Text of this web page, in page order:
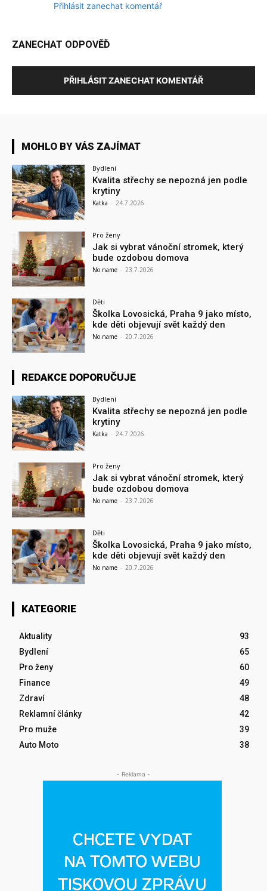
Přihlásit zanechat komentář
ZANECHAT ODPOVĚĎ
PŘIHLÁSIT ZANECHAT KOMENTÁŘ
MOHLO BY VÁS ZAJÍMAT
Bydlení
Kvalita střechy se nepozná jen podle
krytiny
Katka - 24.7.2026
Pro ženy
Jak si vybrat vánoční stromek, který
bude ozdobou domova
No name - 23.7.2026
Děti
Školka Lovosická, Praha 9 jako místo,
kde děti objevují svět každý den
No name - 20.7.2026
REDAKCE DOPORUČUJE
Bydlení
Kvalita střechy se nepozná jen podle
krytiny
Katka - 24.7.2026
Pro ženy
Jak si vybrat vánoční stromek, který
bude ozdobou domova
No name - 23.7.2026
Děti
Školka Lovosická, Praha 9 jako místo,
kde děti objevují svět každý den
No name - 20.7.2026
KATEGORIE
Aktuality
93
Bydlení
65
Pro ženy
60
Finance
49
Zdraví
48
Reklamní články
42
Pro muže
39
Auto Moto
38
- Reklama -